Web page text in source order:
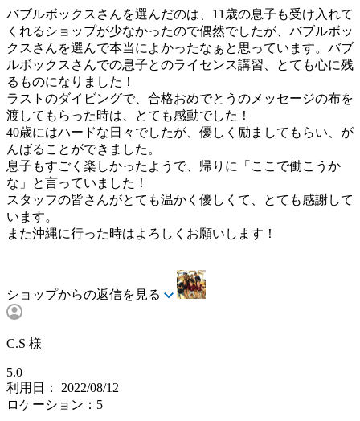
バブルボックスさんを選んだのは、11歳の息子も受け入れて
くれるショップが少なかったので偶然でしたが、バブルボッ
クスさんを選んで本当によかったなぁと思っています。バブ
ルボックスさんでの息子とのライセンス講習、とても心に残
るものになりました！
ラストのダイビングで、合格おめでとうのメッセージの布を
渡してもらった時は、とても感動でした！
40歳にはハードな日々でしたが、優しく励ましてもらい、が
んばることができました。
息子もすごく楽しかったようで、帰りに「ここで働こうか
な」と言っていました！
スタッフの皆さんがとても温かく優しくて、とても感謝して
います。
また沖縄に行った時はよろしくお願いします！
ショップからの返信を見る
C.S 様
5.0
利用日： 2022/08/12
ロケーション：5